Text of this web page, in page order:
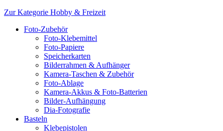
Zur Kategorie Hobby & Freizeit
Foto-Zubehör
Foto-Klebemittel
Foto-Papiere
Speicherkarten
Bilderrahmen & Aufhänger
Kamera-Taschen & Zubehör
Foto-Ablage
Kamera-Akkus & Foto-Batterien
Bilder-Aufhängung
Dia-Fotografie
Basteln
Klebepistolen